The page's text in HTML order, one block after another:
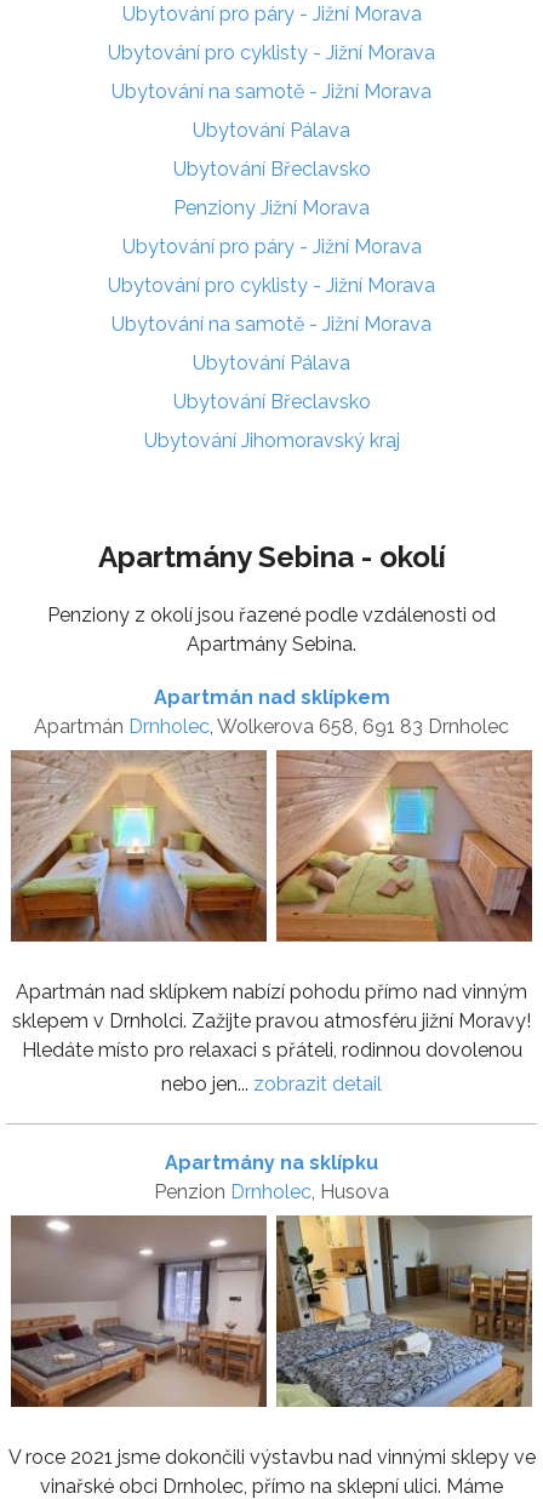
Ubytování pro páry - Jižní Morava
Ubytování pro cyklisty - Jižní Morava
Ubytování na samotě - Jižní Morava
Ubytování Pálava
Ubytování Břeclavsko
Penziony Jižní Morava
Ubytování pro páry - Jižní Morava
Ubytování pro cyklisty - Jižní Morava
Ubytování na samotě - Jižní Morava
Ubytování Pálava
Ubytování Břeclavsko
Ubytování Jihomoravský kraj
Apartmány Sebina - okolí
Penziony z okolí jsou řazené podle vzdálenosti od
Apartmány Sebina.
Apartmán nad sklípkem
Apartmán Drnholec , Wolkerova 658, 691 83 Drnholec
Apartmán nad sklípkem nabízí pohodu přímo nad vinným
sklepem v Drnholci. Zažijte pravou atmosféru jižní Moravy!
Hledáte místo pro relaxaci s přáteli, rodinnou dovolenou
nebo jen... zobrazit detail
Apartmány na sklípku
Penzion Drnholec , Husova
V roce 2021 jsme dokončili výstavbu nad vinnými sklepy ve
vinařské obci Drnholec, přímo na sklepní ulici. Máme